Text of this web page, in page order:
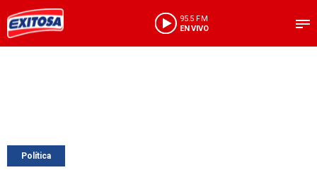
95.5 FM
EN VIVO
Política